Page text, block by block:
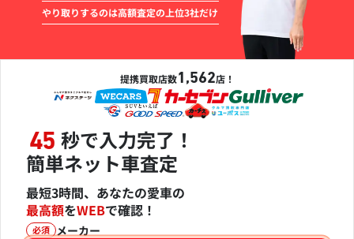
やり取りするのは高額査定の上位3社だけ
提携買取店数1,562店！
45 秒で入力完了！
簡単ネット車査定
最短3時間、あなたの愛車の
最高額をWEBで確認！
必須 メーカー